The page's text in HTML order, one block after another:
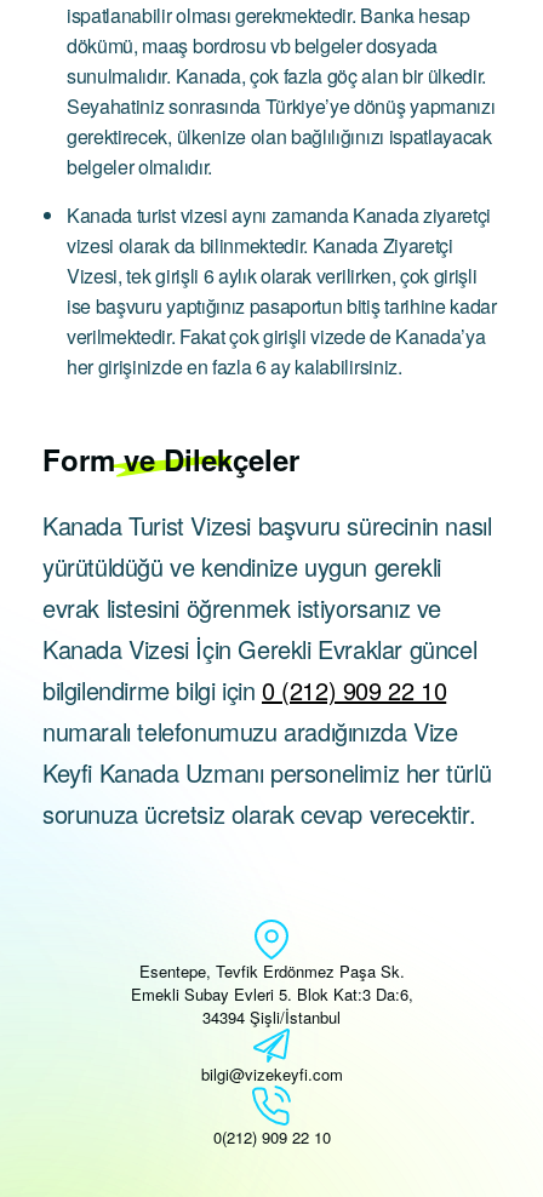
ispatlanabilir olması gerekmektedir. Banka hesap
dökümü, maaş bordrosu vb belgeler dosyada
sunulmalıdır. Kanada, çok fazla göç alan bir ülkedir.
Seyahatiniz sonrasında Türkiye’ye dönüş yapmanızı
gerektirecek, ülkenize olan bağlılığınızı ispatlayacak
belgeler olmalıdır.
Kanada turist vizesi aynı zamanda Kanada ziyaretçi
vizesi olarak da bilinmektedir. Kanada Ziyaretçi
Vizesi, tek girişli 6 aylık olarak verilirken, çok girişli
ise başvuru yaptığınız pasaportun bitiş tarihine kadar
verilmektedir. Fakat çok girişli vizede de Kanada’ya
her girişinizde en fazla 6 ay kalabilirsiniz.
Form ve Dilekçeler
Kanada Turist Vizesi başvuru sürecinin nasıl
yürütüldüğü ve kendinize uygun gerekli
evrak listesini öğrenmek istiyorsanız ve
Kanada Vizesi İçin Gerekli Evraklar güncel
bilgilendirme bilgi için0 (212) 909 22 10
numaralı telefonumuzu aradığınızda Vize
Keyfi Kanada Uzmanı personelimiz her türlü
sorunuza ücretsiz olarak cevap verecektir.
Esentepe, Tevfik Erdönmez Paşa Sk.
Emekli Subay Evleri 5. Blok Kat:3 Da:6,
34394 Şişli/İstanbul
bilgi@vizekeyfi.com
0(212) 909 22 10